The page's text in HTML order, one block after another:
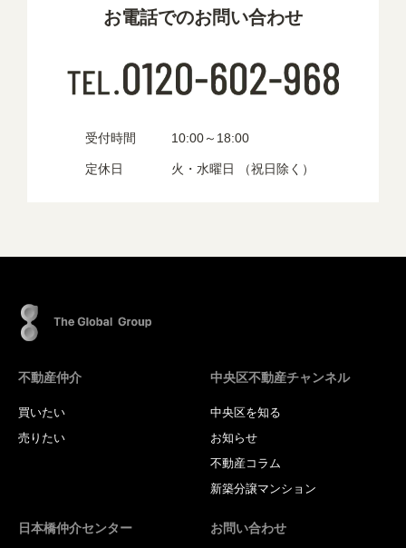
お電話でのお問い合わせ
受付時間 10:00～18:00
定休日 火・水曜日 （祝日除く）
不動産仲介
買いたい
売りたい
中央区不動産チャンネル
中央区を知る
お知らせ
不動産コラム
新築分譲マンション
日本橋仲介センター お問い合わせ